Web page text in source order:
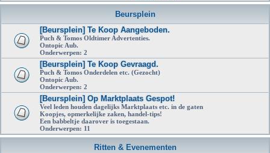
Beursplein
[Beursplein] Te Koop Aangeboden.
Puch & Tomos Oldtimer Advertenties.
Ontopic Aub.
Onderwerpen: 2
[Beursplein] Te Koop Gevraagd.
Puch & Tomos Onderdelen etc. (Gezocht)
Ontopic Aub.
Onderwerpen: 2
[Beursplein] Op Marktplaats Gespot!
Veel leden houden dagelijks Marktplaats etc. in de gaten
Koopjes, opmerkelijke zaken, handel-tips!
Een babbeltje daarover is toegestaan.
Onderwerpen: 11
Ritten & Evenementen